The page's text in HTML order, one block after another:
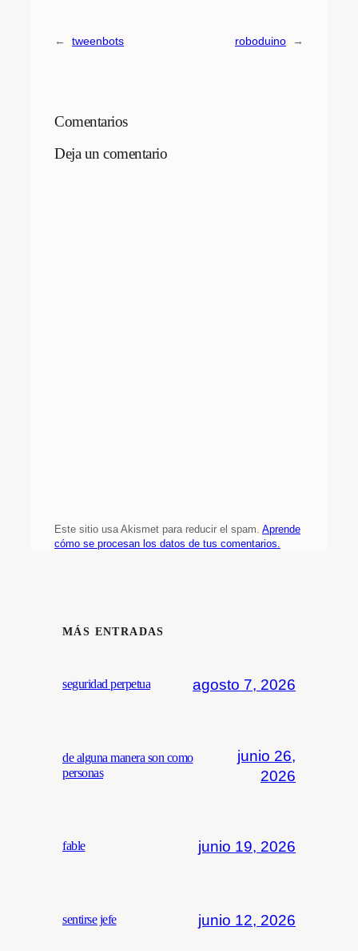
← tweenbots roboduino →
Comentarios
Deja un comentario
Este sitio usa Akismet para reducir el spam. Aprende
cómo se procesan los datos de tus comentarios.
MÁS ENTRADAS
seguridad perpetua agosto 7, 2026
de alguna manera son como
personas
junio 26,
2026
fable junio 19, 2026
sentirse jefe junio 12, 2026